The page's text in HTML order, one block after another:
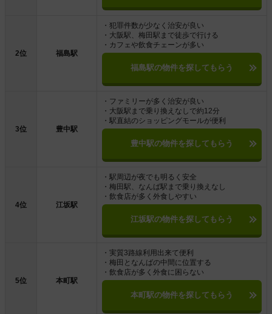
2位 福島駅
・犯罪件数が少なく治安が良い
・大阪駅、梅田駅まで徒歩で行ける
・カフェや飲食チェーンが多い
福島駅の物件を探してもらう
3位 豊中駅
・ファミリーが多く治安が良い
・大阪駅まで乗り換えなしで約12分
・駅直結のショッピングモールが便利
豊中駅の物件を探してもらう
4位 江坂駅
・駅周辺が夜でも明るく安全
・梅田駅、なんば駅まで乗り換えなし
・飲食店が多く外食しやすい
江坂駅の物件を探してもらう
5位 本町駅
・実質3路線利用出来て便利
・梅田となんばの中間に位置する
・飲食店が多く外食に困らない
本町駅の物件を探してもらう